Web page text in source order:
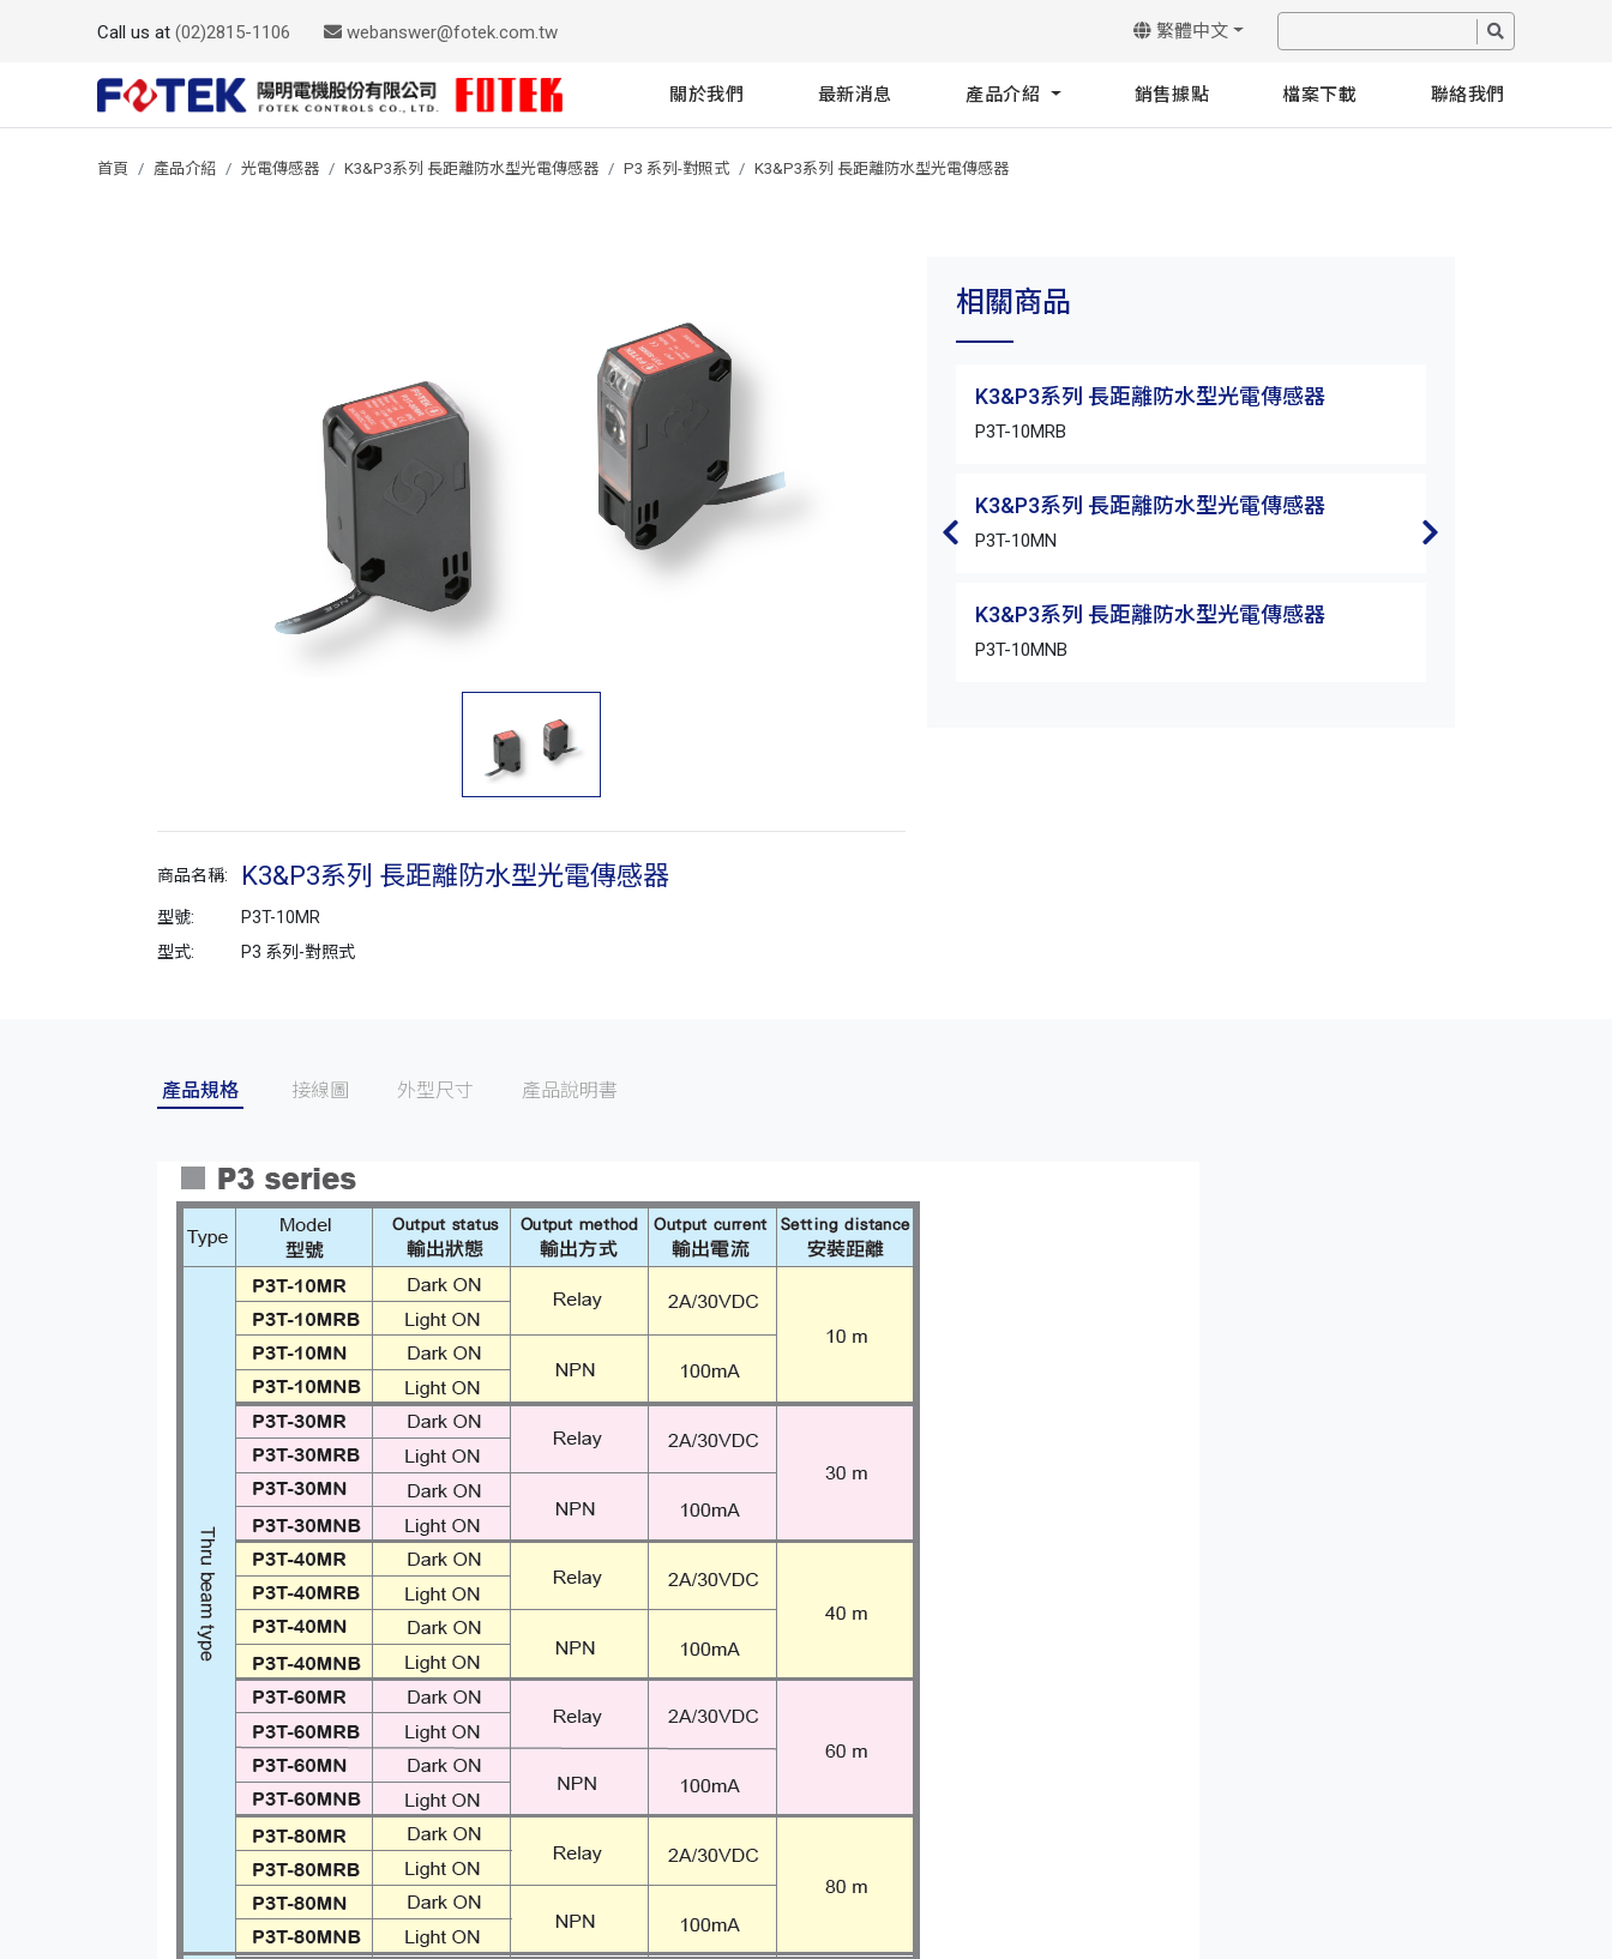
Call us at (02)2815-1106 webanswer@fotek.com.tw 繁體中文
關於我們 最新消息 產品介紹 銷售據點 檔案下載 聯絡我們
首頁 產品介紹 光電傳感器 K3&P3系列 長距離防水型光電傳感器 P3 系列-對照式 K3&P3系列 長距離防水型光電傳感器
商品名稱: K3&P3系列 長距離防水型光電傳感器
型號:
P3T-10MR
型式:
P3 系列-對照式
相關商品
K3&P3系列 長距離防水型光電傳感器
P3T-10MRB
K3&P3系列 長距離防水型光電傳感器
P3T-10MN
K3&P3系列 長距離防水型光電傳感器
P3T-10MNB
產品規格 接線圖 外型尺寸 產品說明書